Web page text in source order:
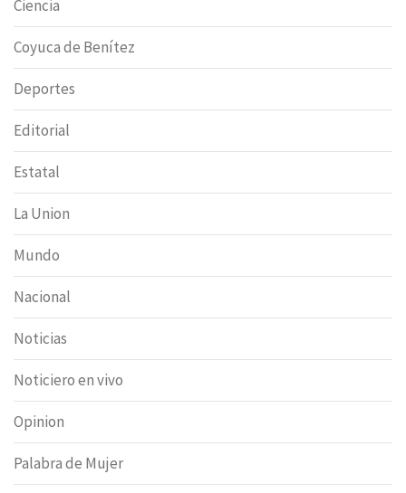
Ciencia
Coyuca de Benítez
Deportes
Editorial
Estatal
La Union
Mundo
Nacional
Noticias
Noticiero en vivo
Opinion
Palabra de Mujer